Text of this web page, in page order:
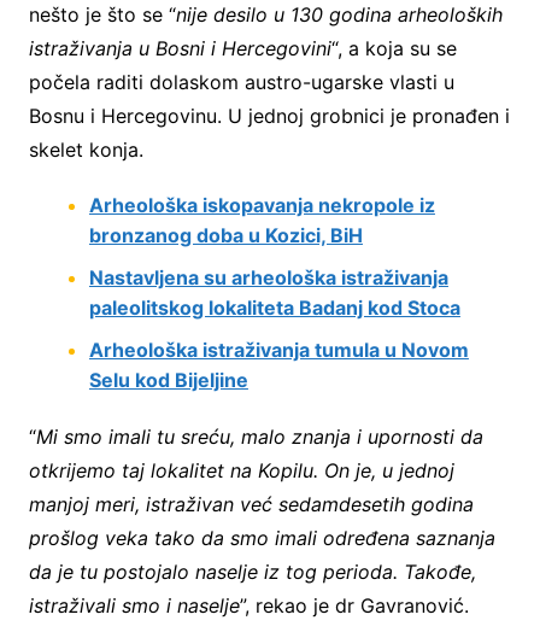
nešto je što se “nije desilo u 130 godina arheoloških
istraživanja u Bosni i Hercegovini“, a koja su se
počela raditi dolaskom austro-ugarske vlasti u
Bosnu i Hercegovinu. U jednoj grobnici je pronađen i
skelet konja.
Arheološka iskopavanja nekropole iz
bronzanog doba u Kozici, BiH
Nastavljena su arheološka istraživanja
paleolitskog lokaliteta Badanj kod Stoca
Arheološka istraživanja tumula u Novom
Selu kod Bijeljine
“Mi smo imali tu sreću, malo znanja i upornosti da
otkrijemo taj lokalitet na Kopilu. On je, u jednoj
manjoj meri, istraživan već sedamdesetih godina
prošlog veka tako da smo imali određena saznanja
da je tu postojalo naselje iz tog perioda. Takođe,
istraživali smo i naselje”, rekao je dr Gavranović.